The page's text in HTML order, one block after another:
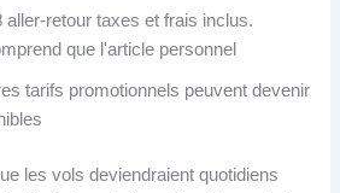
aller-retour taxes et frais inclus.
que l'article personnel
tarifs promotionnels peuvent devenir
les vols deviendraient quotidiens